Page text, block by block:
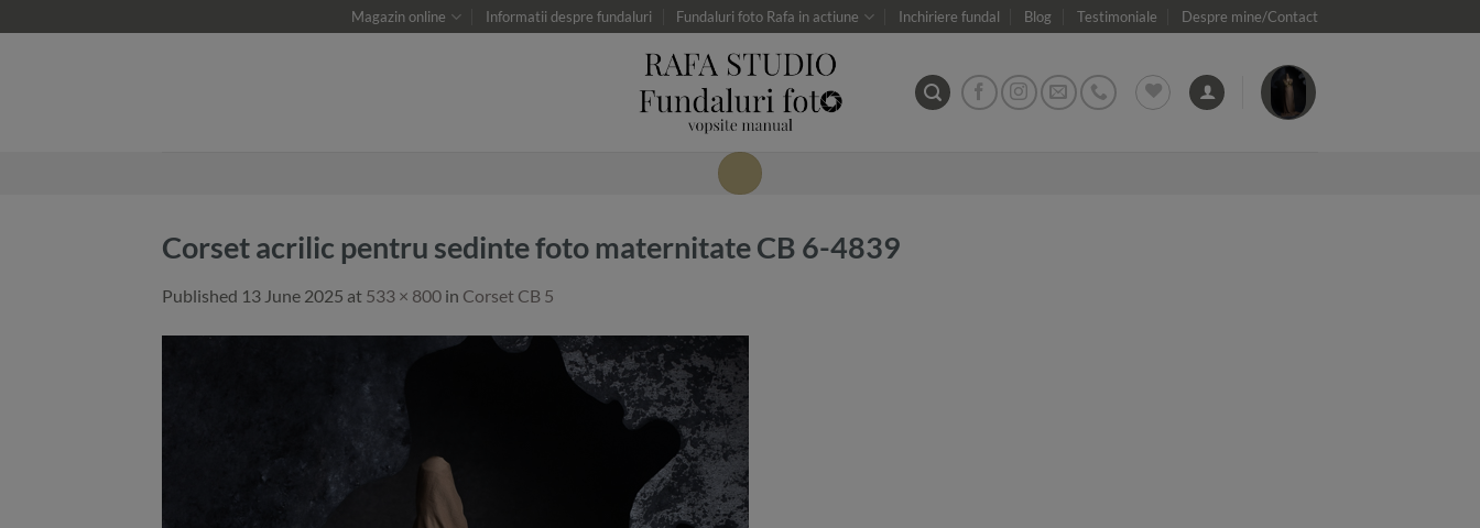
to
Magazin online Informatii despre fundaluri Fundaluri foto Rafa in actiune Inchiriere fundal Blog Testimoniale Despre mine/Contact
Corset acrilic pentru sedinte foto maternitate CB 6-4839
Published 13 June 2025 at 533 × 800 in Corset CB 5